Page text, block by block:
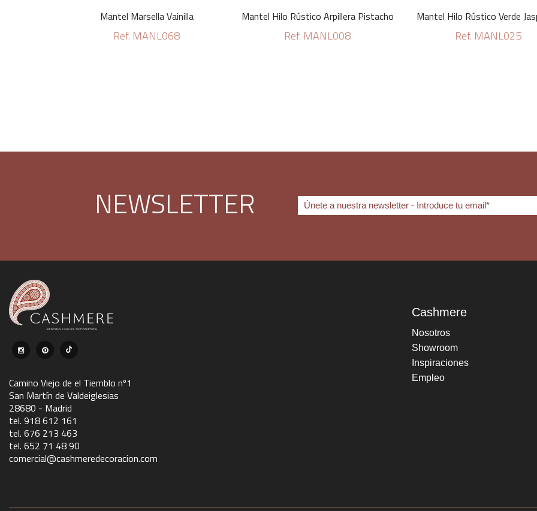
Mantel Marsella Vainilla
Ref. MANL068
Mantel Hilo Rústico Arpillera Pistacho
Ref. MANL008
Mantel Hilo Rústico Verde
Ref. MANL025
NEWSLETTER
Camino Viejo de el Tiemblo nº1
San Martín de Valdeiglesias
28680 - Madrid
tel. 918 612 161
tel. 676 213 463
tel. 652 71 48 90
comercial@cashmeredecoracion.com
Cashmere
Nosotros
Showroom
Inspiraciones
Empleo